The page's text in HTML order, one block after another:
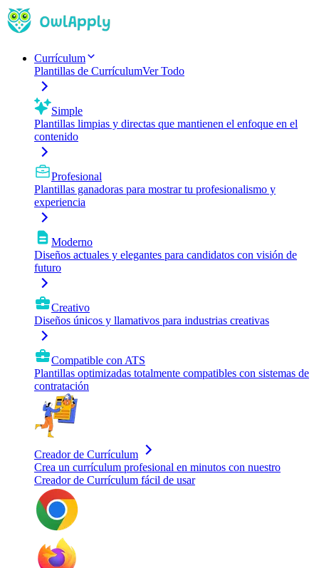
Currículum
Plantillas de CurrículumVer Todo
Simple
Plantillas limpias y directas que mantienen el enfoque en el
contenido
Profesional
Plantillas ganadoras para mostrar tu profesionalismo y
experiencia
Moderno
Diseños actuales y elegantes para candidatos con visión de
futuro
Creativo
Diseños únicos y llamativos para industrias creativas
Compatible con ATS
Plantillas optimizadas totalmente compatibles con sistemas de
contratación
Creador de Currículum
Crea un currículum profesional en minutos con nuestro
Creador de Currículum fácil de usar